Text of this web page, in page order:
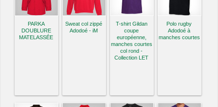
PARKA
DOUBLURE
MATELASSÉE
Sweat col zippé
Adodoé - iM
T-shirt Gildan
coupe
européenne,
manches courtes
col rond -
Collection LET
Polo rugby
Adodoé à
manches courtes